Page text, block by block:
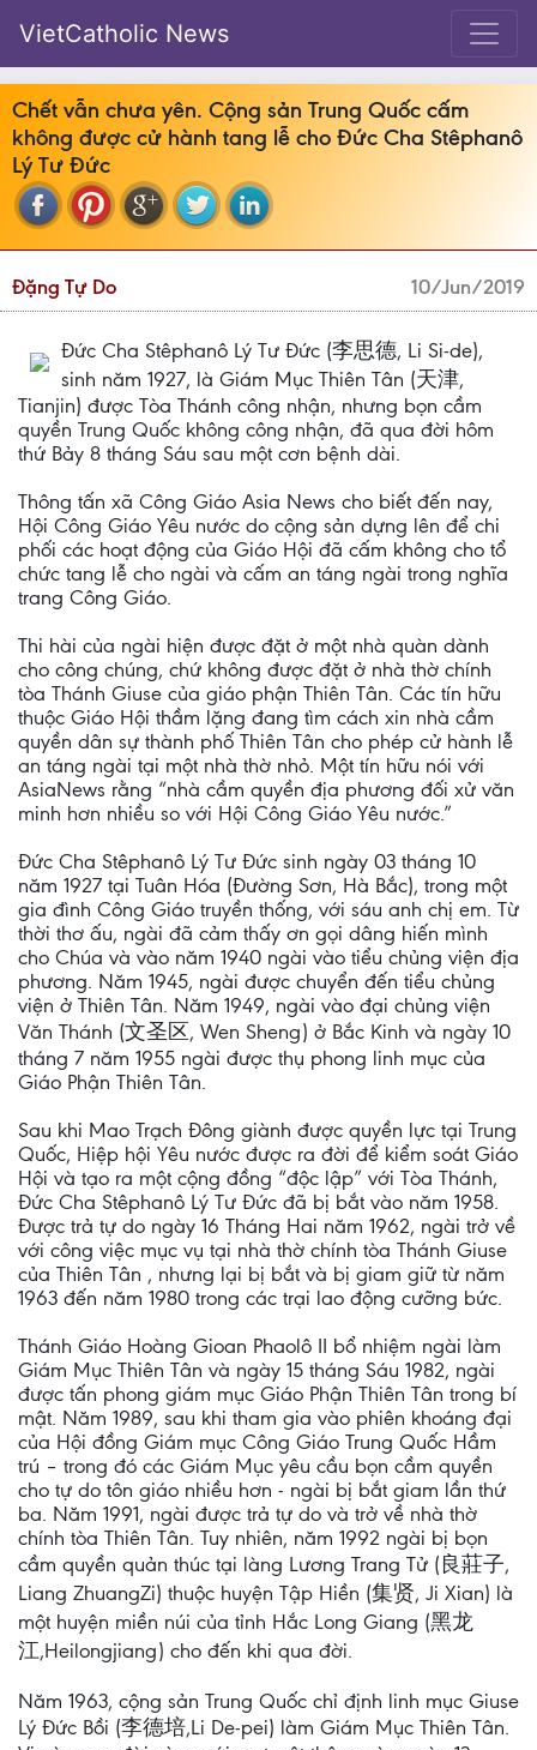
VietCatholic News
Chết vẫn chưa yên. Cộng sản Trung Quốc cấm
không được cử hành tang lễ cho Đức Cha Stêphanô
Lý Tư Đức
Đặng Tự Do 10/Jun/2019
Đức Cha Stêphanô Lý Tư Đức (李思德, Li Si-de),
sinh năm 1927, là Giám Mục Thiên Tân (天津,
Tianjin) được Tòa Thánh công nhận, nhưng bọn cầm
quyền Trung Quốc không công nhận, đã qua đời hôm
thứ Bảy 8 tháng Sáu sau một cơn bệnh dài.
Thông tấn xã Công Giáo Asia News cho biết đến nay,
Hội Công Giáo Yêu nước do cộng sản dựng lên để chi
phối các hoạt động của Giáo Hội đã cấm không cho tổ
chức tang lễ cho ngài và cấm an táng ngài trong nghĩa
trang Công Giáo.
Thi hài của ngài hiện được đặt ở một nhà quàn dành
cho công chúng, chứ không được đặt ở nhà thờ chính
tòa Thánh Giuse của giáo phận Thiên Tân. Các tín hữu
thuộc Giáo Hội thầm lặng đang tìm cách xin nhà cầm
quyền dân sự thành phố Thiên Tân cho phép cử hành lễ
an táng ngài tại một nhà thờ nhỏ. Một tín hữu nói với
AsiaNews rằng “nhà cầm quyền địa phương đối xử văn
minh hơn nhiều so với Hội Công Giáo Yêu nước.”
Đức Cha Stêphanô Lý Tư Đức sinh ngày 03 tháng 10
năm 1927 tại Tuân Hóa (Đường Sơn, Hà Bắc), trong một
gia đình Công Giáo truyền thống, với sáu anh chị em. Từ
thời thơ ấu, ngài đã cảm thấy ơn gọi dâng hiến mình
cho Chúa và vào năm 1940 ngài vào tiểu chủng viện địa
phương. Năm 1945, ngài được chuyển đến tiểu chủng
viện ở Thiên Tân. Năm 1949, ngài vào đại chủng viện
Văn Thánh (文圣区, Wen Sheng) ở Bắc Kinh và ngày 10
tháng 7 năm 1955 ngài được thụ phong linh mục của
Giáo Phận Thiên Tân.
Sau khi Mao Trạch Đông giành được quyền lực tại Trung
Quốc, Hiệp hội Yêu nước được ra đời để kiểm soát Giáo
Hội và tạo ra một cộng đồng “độc lập” với Tòa Thánh,
Đức Cha Stêphanô Lý Tư Đức đã bị bắt vào năm 1958.
Được trả tự do ngày 16 Tháng Hai năm 1962, ngài trở về
với công việc mục vụ tại nhà thờ chính tòa Thánh Giuse
của Thiên Tân , nhưng lại bị bắt và bị giam giữ từ năm
1963 đến năm 1980 trong các trại lao động cưỡng bức.
Thánh Giáo Hoàng Gioan Phaolô II bổ nhiệm ngài làm
Giám Mục Thiên Tân và ngày 15 tháng Sáu 1982, ngài
được tấn phong giám mục Giáo Phận Thiên Tân trong bí
mật. Năm 1989, sau khi tham gia vào phiên khoáng đại
của Hội đồng Giám mục Công Giáo Trung Quốc Hầm
trú – trong đó các Giám Mục yêu cầu bọn cầm quyền
cho tự do tôn giáo nhiều hơn - ngài bị bắt giam lần thứ
ba. Năm 1991, ngài được trả tự do và trở về nhà thờ
chính tòa Thiên Tân. Tuy nhiên, năm 1992 ngài bị bọn
cầm quyền quản thúc tại làng Lương Trang Tử (良莊子,
Liang ZhuangZi) thuộc huyện Tập Hiền (集贤, Ji Xian) là
một huyện miền núi của tỉnh Hắc Long Giang (黑龙
江,Heilongjiang) cho đến khi qua đời.
Năm 1963, cộng sản Trung Quốc chỉ định linh mục Giuse
Lý Đức Bồi (李德培,Li De-pei) làm Giám Mục Thiên Tân.